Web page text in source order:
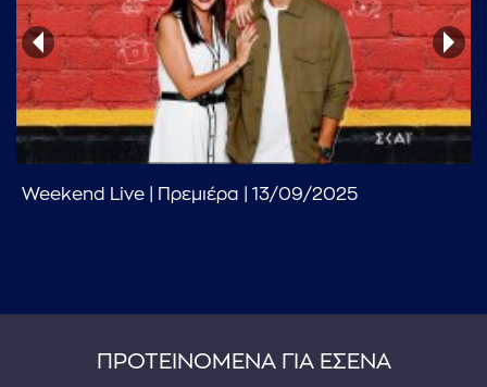
...πληκτρολογήστε κείμενο προς αναζήτηση
Weekend Live | Πρεμιέρα | 13/09/2025
ΠΡΟΤΕΙΝΟΜΕΝΑ ΓΙΑ ΕΣΕΝΑ